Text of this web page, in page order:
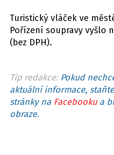
Turistický vláček ve
Pořízení soupravy vyšlo
(bez DPH).
Tip redakce: Pokud
aktuální informace,
stránky na Facebookua
obraze.